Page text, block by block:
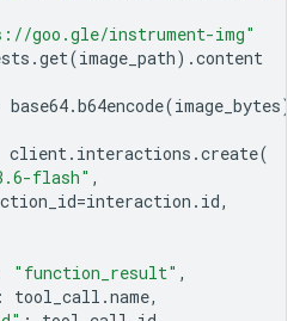
goo.gle/instrument-img"
.get(image_path) .content
base64.b64encode(image_bytes)
client. interactions .create(
flash" ,
=interaction . id,
"function_result" ,
: tool_call .name,